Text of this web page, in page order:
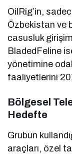
OilRig’in,
Özbekistan ve
casusluk
BladedFeline
yönetimine
faaliyetlerini
Bölgesel
Hedefte
Grubun
araçları, özel